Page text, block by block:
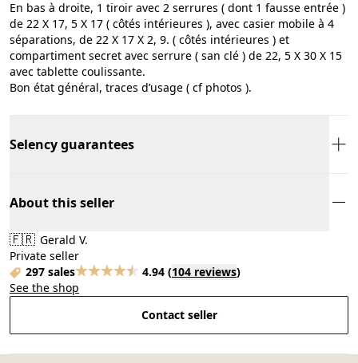
En bas à droite, 1 tiroir avec 2 serrures ( dont 1 fausse entrée )
de 22 X 17, 5 X 17 ( côtés intérieures ), avec casier mobile à 4
séparations, de 22 X 17 X 2, 9. ( côtés intérieures ) et
compartiment secret avec serrure ( san clé ) de 22, 5 X 30 X 15
avec tablette coulissante.
Bon état général, traces d’usage ( cf photos ).
Selency guarantees
About this seller
🇫🇷 Gerald V.
Private seller
297 sales
4.94 (104 reviews)
See the shop
Contact seller